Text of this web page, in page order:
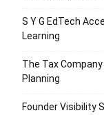
S Y G EdTech
Learning
The Tax
Planning
Founder Visibility